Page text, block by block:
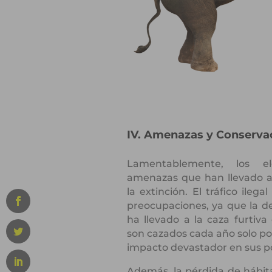
IV. Amenazas y
Lamentablemente, los
amenazas que han llevado
la extinción. El tráfico
preocupaciones, ya que la
ha llevado a la caza furtiva
son cazados cada año solo
impacto devastador en sus